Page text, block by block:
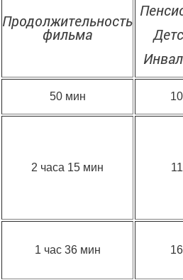
Продолжительность
фильма
50 мин
2 часа 15 мин
1 час 36 мин